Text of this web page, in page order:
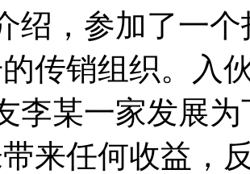
绍，参加了一个
传销组织。入
李某一家发展
来任何收益，